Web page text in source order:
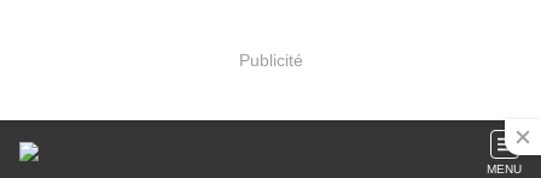
Publicité
MENU